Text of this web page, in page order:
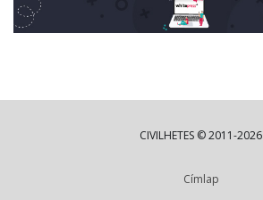
CIVILHETES © 2011-2026
Címlap